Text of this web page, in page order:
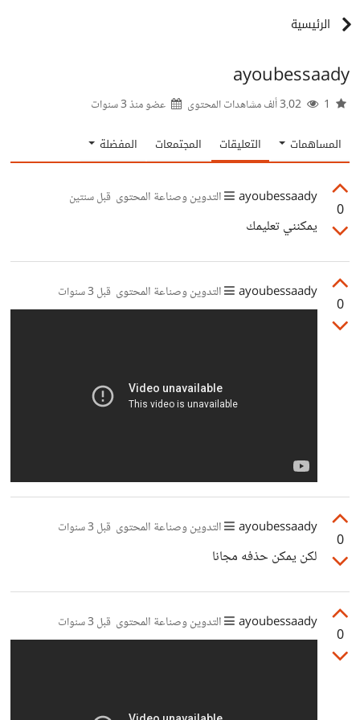
الرئيسية
ayoubessaady
عضو منذ3 سنوات
المساهمات التعليقات المجتمعات المفضلة
0
ayoubessaady التدوين وصناعة المحتوى قبل سنتين
يمكنني تعليمك
0
ayoubessaady التدوين وصناعة المحتوى قبل 3 سنوات
0
ayoubessaady التدوين وصناعة المحتوى قبل 3 سنوات
لكن يمكن حذفه مجانا
0
ayoubessaady التدوين وصناعة المحتوى قبل 3 سنوات